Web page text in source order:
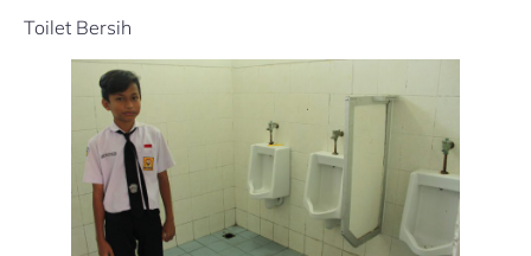
Toilet Bersih